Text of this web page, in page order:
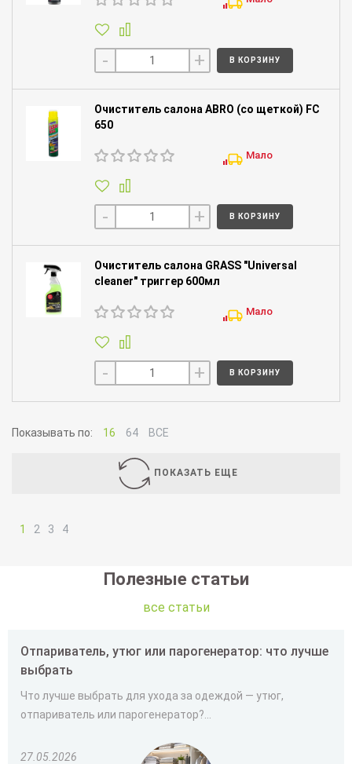
- + В КОРЗИНУ
Очиститель салона ABRO (со щеткой) FC
650
Мало
- + В КОРЗИНУ
Очиститель салона GRASS "Universal
cleaner" триггер 600мл
Мало
- + В КОРЗИНУ
Показывать по: 16 64 ВСЕ
ПОКАЗАТЬ ЕЩЕ
1 2 3 4
Полезные статьи
все статьи
Отпариватель, утюг или парогенератор: что лучше
выбрать
Что лучше выбрать для ухода за одеждой — утюг,
отпариватель или парогенератор?...
27.05.2026